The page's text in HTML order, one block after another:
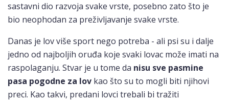
sastavni dio razvoja svake vrste, posebno zato što je
bio neophodan za preživljavanje svake vrste.
Danas je lov više sport nego potreba - ali psi su i dalje
jedno od najboljih oruđa koje svaki lovac može imati na
raspolaganju. Stvar je u tome da nisu sve pasmine
pasa pogodne za lov kao što su to mogli biti njihovi
preci. Kao takvi, predani lovci trebali bi tražiti